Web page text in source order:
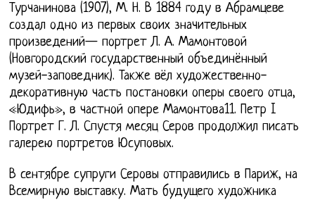
Турчанинова (1907), М. Н. В 1884 году в Абрамцеве
создал одно из первых своих значительных
произведений— портрет Л. А. Мамонтовой
(Новгородский государственный объединённый
музей-заповедник). Также вёл художественно-
декоративную часть постановки оперы своего отца,
«Юдифь», в частной опере Мамонтова11. Петр I
Портрет Г. Л. Спустя месяц Серов продолжил писать
галерею портретов Юсуповых.
В сентябре супруги Серовы отправились в Париж, на
Всемирную выставку. Мать будущего художника